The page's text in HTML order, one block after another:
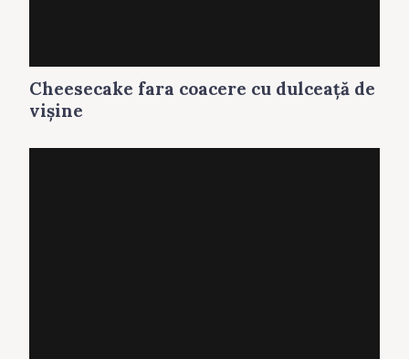
Cheesecake fara coacere cu dulceaţă de
vişine